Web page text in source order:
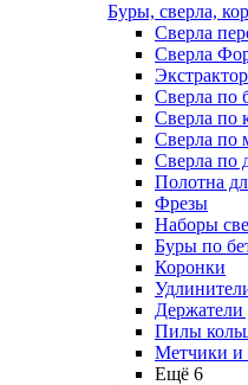
Буры, сверла,
Сверла
Сверла
Сверла по
Сверла по
Сверла по
Сверла по
Полотна
Фрезы
Наборы
Буры по
Коронки
Держатели
Пилы
Метчики и
Ещё 6